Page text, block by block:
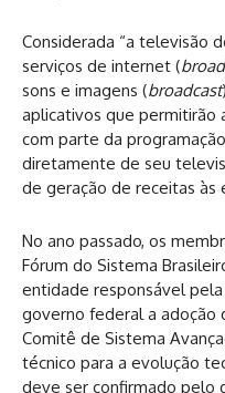
Considerada “a televisão
serviços de internet (
sons e imagens (broadcast
aplicativos que permitirão
com parte da
diretamente de seu
de geração de receitas às
No ano passado, os
Fórum do Sistema
entidade responsável
governo federal a adoção
Comitê de Sistema
técnico para a evolução
deve ser confirmado pelo